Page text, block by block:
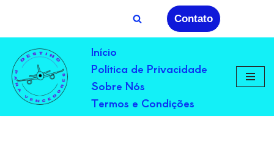
para
o
conteúdo
Contato
Início
Política de Privacidade
Sobre Nós
Termos e Condições